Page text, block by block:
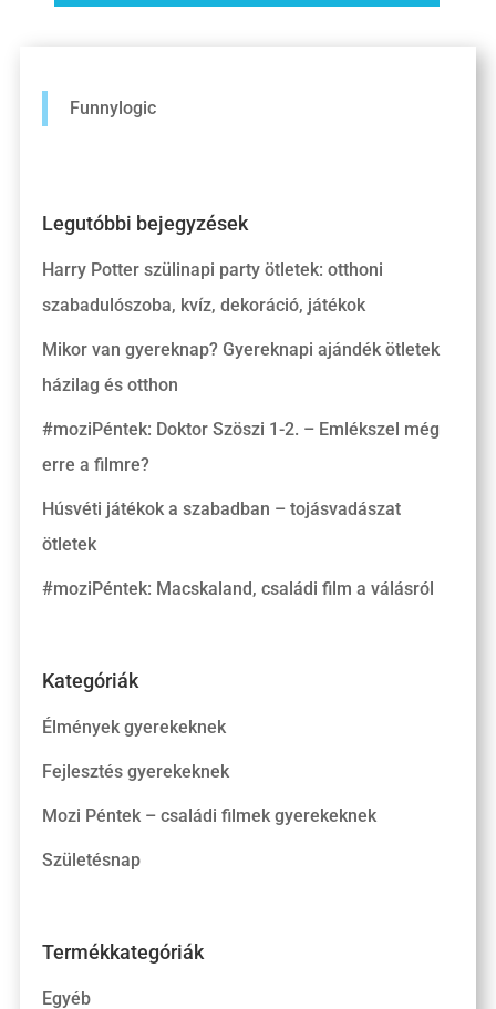
Funnylogic
Legutóbbi bejegyzések
Harry Potter szülinapi party ötletek: otthoni
szabadulószoba, kvíz, dekoráció, játékok
Mikor van gyereknap? Gyereknapi ajándék ötletek
házilag és otthon
#moziPéntek: Doktor Szöszi 1-2. – Emlékszel még
erre a filmre?
Húsvéti játékok a szabadban – tojásvadászat
ötletek
#moziPéntek: Macskaland, családi film a válásról
Kategóriák
Élmények gyerekeknek
Fejlesztés gyerekeknek
Mozi Péntek – családi filmek gyerekeknek
Születésnap
Termékkategóriák
Egyéb